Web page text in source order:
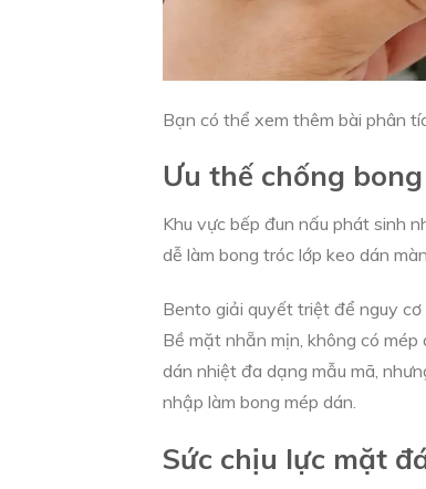
Bạn có thể xem thêm bài phân
Ưu thế chống
Khu vực bếp đun nấu phát sinh
dễ làm bong tróc lớp keo dán
Bento giải quyết triệt để nguy
Bề mặt nhẵn mịn, không có
dán nhiệt đa dạng mẫu mã,
nhập làm bong mép dán.
Sức chịu lực mặt